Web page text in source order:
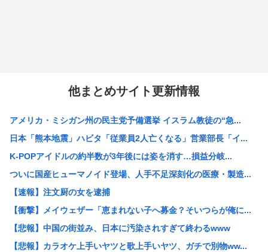
他まとめサイト更新情報
アメリカ・ミシガン州の民主党予備選挙 イスラム教徒の“急...
日本「熊本地震」ハビタ「従業員2人亡くなる」営業部長「イ...
K-POPアイドルの約半数が3年後には姿を消す…損益分岐...
ついに国産ヒューマノイド登場、人手不足深刻化の医療・製造...
【速報】注文厨の女を逮捕
【衝撃】メイウェザー「恵まれない子へ募金？そいつらが俺に...
【悲報】中国の街並み、日本に汚染されすぎて終わるwww
【悲報】カラオケ上手いヤツと歌上手いヤツ、ガチで別物ww...